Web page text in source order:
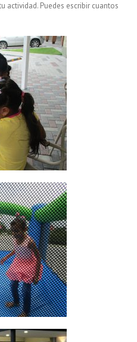
actividad. Puedes escribir cuantos